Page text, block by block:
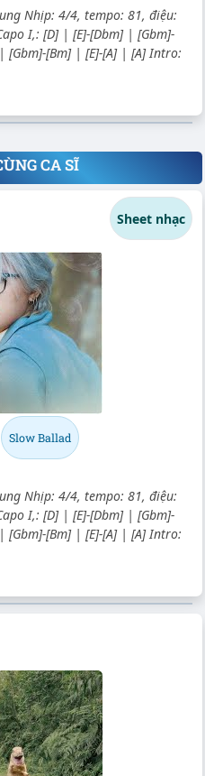
Nhịp: 4/4, tempo: 81, điệu:
I,: [D] | [E]-[Dbm] | [Gbm]-
[Gbm]-[Bm] | [E]-[A] | [A] Intro:
CA SĨ
Sheet nhạc
Slow Ballad
Nhịp: 4/4, tempo: 81, điệu:
I,: [D] | [E]-[Dbm] | [Gbm]-
[Gbm]-[Bm] | [E]-[A] | [A] Intro: